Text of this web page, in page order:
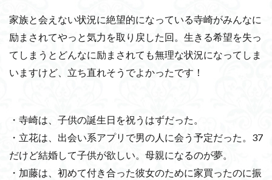
家族と会えない状況に絶望的になっている寺崎がみんなに
励まされてやっと気力を取り戻した回。生きる希望を失っ
てしまうとどんなに励まされても無理な状況になってしま
いますけど、立ち直れそうでよかったです！
・寺崎は、子供の誕生日を祝うはずだった。
・立花は、出会い系アプリで男の人に会う予定だった。37
だけど結婚して子供が欲しい。母親になるのが夢。
・加藤は、初めて付き合った彼女のために家買ったのに振